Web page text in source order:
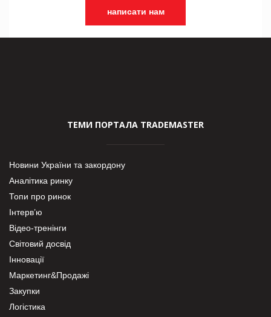
написати нам
ТЕМИ ПОРТАЛА TRADEMASTER
Новини України та закордону
Аналітика ринку
Топи про ринок
Інтерв’ю
Відео-тренінги
Світовий досвід
Інновації
Маркетинг&Продажі
Закупки
Логістика